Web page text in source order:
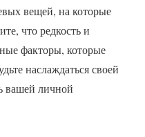
вещей, на которые
что редкость и
факторы, которые
наслаждаться своей
вашей личной